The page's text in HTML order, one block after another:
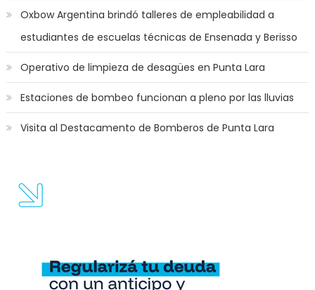
Oxbow Argentina brindó talleres de empleabilidad a
estudiantes de escuelas técnicas de Ensenada y Berisso
Operativo de limpieza de desagües en Punta Lara
Estaciones de bombeo funcionan a pleno por las lluvias
Visita al Destacamento de Bomberos de Punta Lara